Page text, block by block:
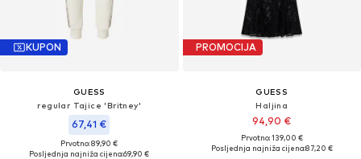
KUPON
GUESS
regular Tajice 'Britney'
67,41 €
Prvotno: 89,90 €
Posljednja najniža cijena:69,90 €
PROMOCIJA
GUESS
Haljina
94,90 €
Prvotno: 139,00 €
Posljednja najniža cijena:87,20 €